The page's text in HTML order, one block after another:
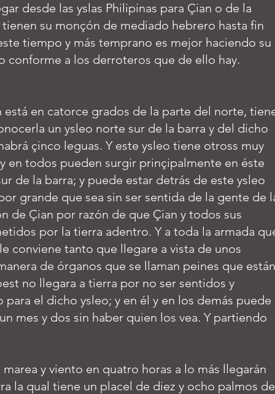
desde las yslas Philipinas para Çian o de la
tienen su monçón de mediado hebrero hasta fin
tiempo y más temprano es mejor haciendo su
conforme a los derroteros que de ello hay.
está en catorce grados de la parte del norte,
un ysleo norte sur de la barra y del dicho
çinco leguas. Y este ysleo tiene otross muy
en todos pueden surgir prinçipalmente en éste
de la barra; y puede estar detrás de este ysleo
grande que sea sin ser sentida de la gente de
de Çian por razón de que Çian y todos sus
por la tierra adentro. Y a toda la armada
conviene tanto que llegare a vista de unos
de órganos que se llaman peines que están
no llegara a tierra por no ser sentidos y
para el dicho ysleo; y en él y en los demás puede
mes y dos sin haber quien los vea. Y partiendo
y viento en quatro horas a lo más llegarán
la qual tiene un placel de diez y ocho palmos de